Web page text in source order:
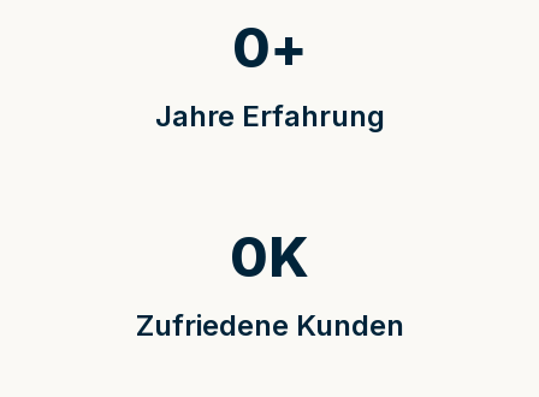
Jahre Erfahrung
0+
Zufriedene Kunden
0K